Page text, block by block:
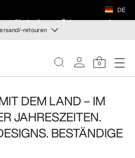
DE
retouren
Entdecke neue Styles fürs
Herbst, die deine Temperatur
shoppen
0
für indigene Stimmen und
Designs
DEM LAND –IM
JAHRESZEITEN.
BESTÄNDIGE